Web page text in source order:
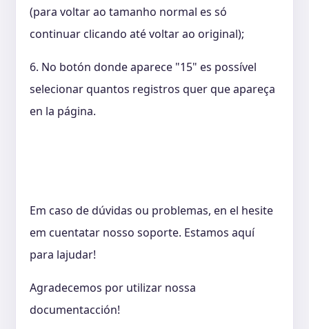
(para voltar ao tamanho normal es só
continuar clicando até voltar ao original);
6. No botón donde aparece "15" es possível
selecionar quantos registros quer que apareça
en la página.
Em caso de dúvidas ou problemas, en el hesite
em cuentatar nosso soporte. Estamos aquí
para lajudar!
Agradecemos por utilizar nossa
documentacción!